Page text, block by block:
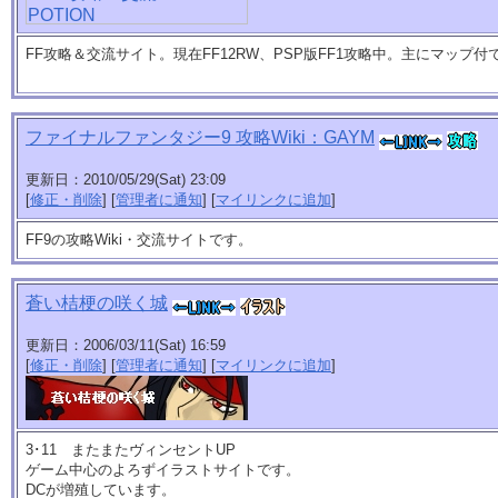
FF攻略＆交流サイト。現在FF12RW、PSP版FF1攻略中。主にマップ付
ファイナルファンタジー9 攻略Wiki：GAYM
更新日：2010/05/29(Sat) 23:09
[修正・削除] [管理者に通知] [マイリンクに追加]
FF9の攻略Wiki・交流サイトです。
蒼い桔梗の咲く城
更新日：2006/03/11(Sat) 16:59
[修正・削除] [管理者に通知] [マイリンクに追加]
3･11 またまたヴィンセントUP
ゲーム中心のよろずイラストサイトです。
DCが増殖しています。